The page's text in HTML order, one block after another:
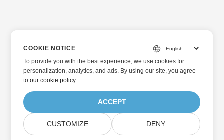
COOKIE NOTICE
To provide you with the best experience, we use cookies for
personalization, analytics, and ads. By using our site, you agree
toour cookie policy.
ACCEPT
CUSTOMIZE DENY